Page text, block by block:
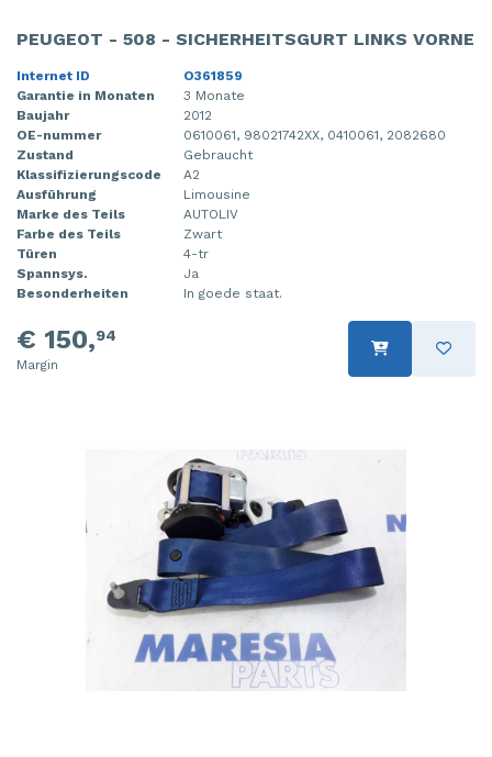
PEUGEOT - 508 - SICHERHEITSGURT LINKS VORNE
Internet ID
O361859
Garantie in Monaten
3 Monate
Baujahr
2012
OE-nummer
0610061, 98021742XX, 0410061, 2082680
Zustand
Gebraucht
Klassifizierungscode
A2
Ausführung
Limousine
Marke des Teils
AUTOLIV
Farbe des Teils
Zwart
Türen
4-tr
Spannsys.
Ja
Besonderheiten
In goede staat.
€ 150,94
Margin